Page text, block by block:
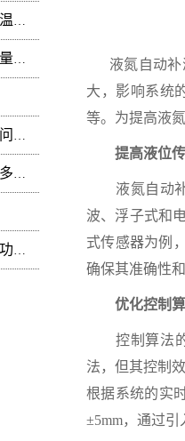
液氮恒温系统设计中的冷热平衡控温难点
液氮自动供液系统差压式液位计测量值周期性
自动液氮泵启动故障与流量不稳定问题：技术排查
液氮深冷箱：超低温环境的构建与多领域技术赋能
液氮管路输送系统设计要素，及其功能开发
液氮自动补
大，影响系统
等。为提高液
提高液位
液氮自动补
波、浮子式和
式传感器为例
确保其准确性
优化控制
控制算法的
法，但其控制
根据系统的实
±5mm，通过引